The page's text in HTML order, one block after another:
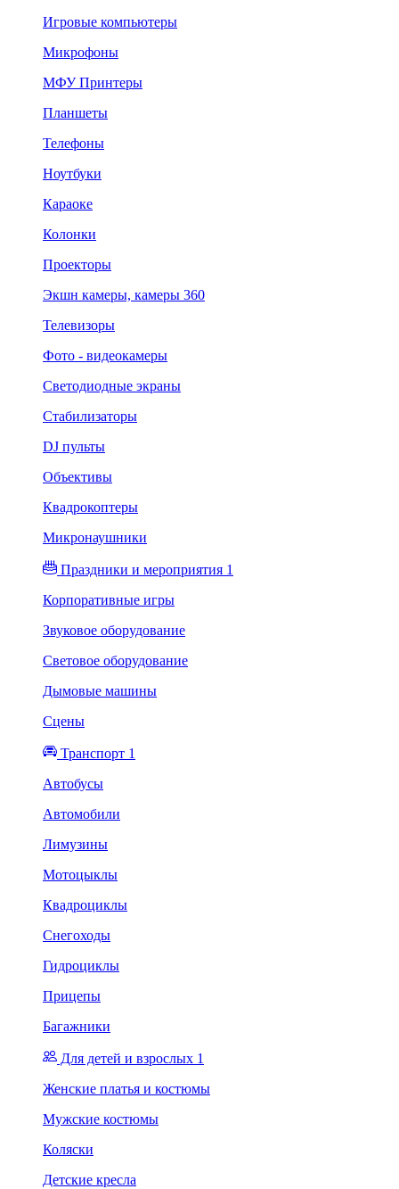
Игровые компьютеры
Микрофоны
МФУ Принтеры
Планшеты
Телефоны
Ноутбуки
Караоке
Колонки
Проекторы
Экшн камеры, камеры 360
Телевизоры
Фото - видеокамеры
Светодиодные экраны
Стабилизаторы
DJ пульты
Объективы
Квадрокоптеры
Микронаушники
Праздники и мероприятия 1
Корпоративные игры
Звуковое оборудование
Световое оборудование
Дымовые машины
Сцены
Транспорт 1
Автобусы
Автомобили
Лимузины
Мотоцыклы
Квадроциклы
Снегоходы
Гидроциклы
Прицепы
Багажники
Для детей и взрослых 1
Женские платья и костюмы
Мужские костюмы
Коляски
Детские кресла